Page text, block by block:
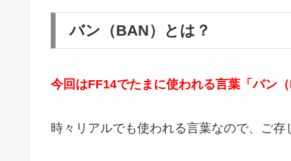
バン（BAN）とは？
今回はFF14でたまに使われる言葉「バン
時々リアルでも使われる言葉なので、ご存